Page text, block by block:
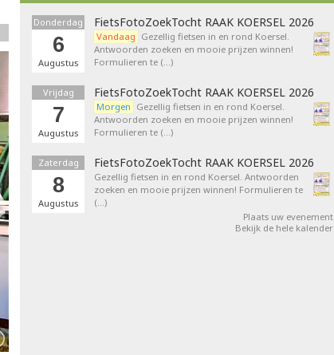
Donderdag
6
Augustus
FietsFotoZoekTocht RAAK KOERSEL 2026
Vandaag Gezellig fietsen in en rond Koersel.
Antwoorden zoeken en mooie prijzen winnen!
Formulieren te (…)
Vrijdag
7
Augustus
FietsFotoZoekTocht RAAK KOERSEL 2026
Morgen Gezellig fietsen in en rond Koersel.
Antwoorden zoeken en mooie prijzen winnen!
Formulieren te (…)
Zaterdag
8
Augustus
FietsFotoZoekTocht RAAK KOERSEL 2026
Gezellig fietsen in en rond Koersel. Antwoorden
zoeken en mooie prijzen winnen! Formulieren te
(…)
Plaats uw evenement
Bekijk de hele kalender